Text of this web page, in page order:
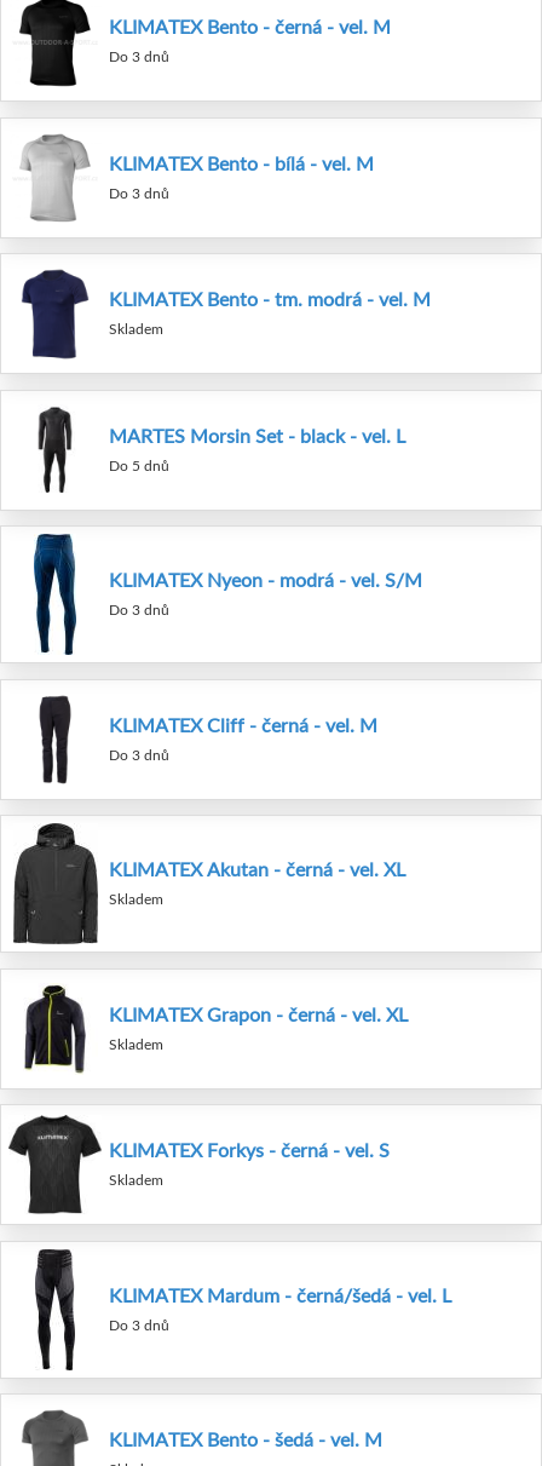
KLIMATEX Bento - černá - vel. M
Do 3 dnů
KLIMATEX Bento - bílá - vel. M
Do 3 dnů
KLIMATEX Bento - tm. modrá - vel. M
Skladem
MARTES Morsin Set - black - vel. L
Do 5 dnů
KLIMATEX Nyeon - modrá - vel. S/M
Do 3 dnů
KLIMATEX Cliff - černá - vel. M
Do 3 dnů
KLIMATEX Akutan - černá - vel. XL
Skladem
KLIMATEX Grapon - černá - vel. XL
Skladem
KLIMATEX Forkys - černá - vel. S
Skladem
KLIMATEX Mardum - černá/šedá - vel. L
Do 3 dnů
KLIMATEX Bento - šedá - vel. M